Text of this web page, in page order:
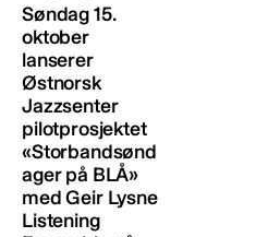
Søndag 15.
oktober
lanserer
Østnorsk
Jazzsenter
pilotprosjektet
«Storbandsønd
ager på BLÅ»
med Geir Lysne
Listening